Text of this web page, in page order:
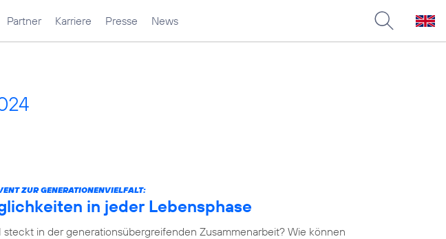
Partner Karriere Presse News
ZUR GENERATIONENVIELFALT:
in jeder Lebensphase
in der generationsübergreifenden Zusammenarbeit? Wie können